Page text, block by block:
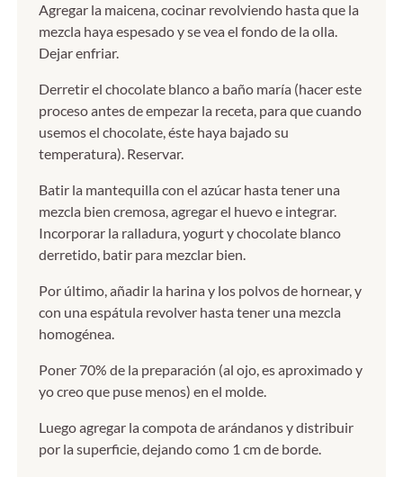
Agregar la maicena, cocinar revolviendo hasta que la
mezcla haya espesado y se vea el fondo de la olla.
Dejar enfriar.
Derretir el chocolate blanco a baño maría (hacer este
proceso antes de empezar la receta, para que cuando
usemos el chocolate, éste haya bajado su
temperatura). Reservar.
Batir la mantequilla con el azúcar hasta tener una
mezcla bien cremosa, agregar el huevo e integrar.
Incorporar la ralladura, yogurt y chocolate blanco
derretido, batir para mezclar bien.
Por último, añadir la harina y los polvos de hornear, y
con una espátula revolver hasta tener una mezcla
homogénea.
Poner 70% de la preparación (al ojo, es aproximado y
yo creo que puse menos) en el molde.
Luego agregar la compota de arándanos y distribuir
por la superficie, dejando como 1 cm de borde.